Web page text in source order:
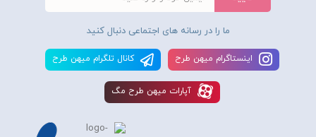
ما را در رسانه های اجتماعی دنبال کنید
اينستاگرام ميهن طرح کانال تلگرام ميهن طرح
آپارات ميهن طرح مگ